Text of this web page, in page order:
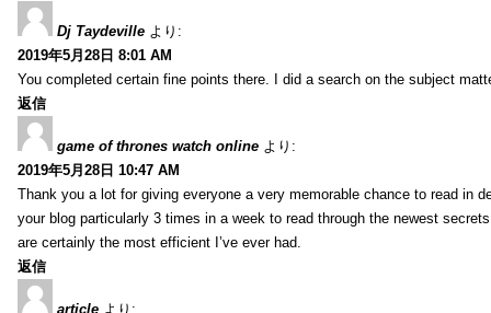
Dj Taydeville より:
2019年5月28日 8:01 AM
You completed certain fine points there. I did a search on the subject
返信
game of thrones watch online より:
2019年5月28日 10:47 AM
Thank you a lot for giving everyone a very memorable chance to read in
your blog particularly 3 times in a week to read through the newest
are certainly the most efficient I’ve ever had.
返信
article より: